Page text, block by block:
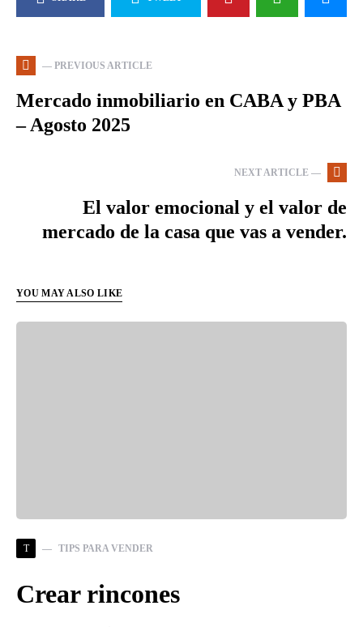
— PREVIOUS ARTICLE
Mercado inmobiliario en CABA y PBA
– Agosto 2025
NEXT ARTICLE —
El valor emocional y el valor de
mercado de la casa que vas a vender.
YOU MAY ALSO LIKE
T TIPS PARA VENDER
Crear rincones